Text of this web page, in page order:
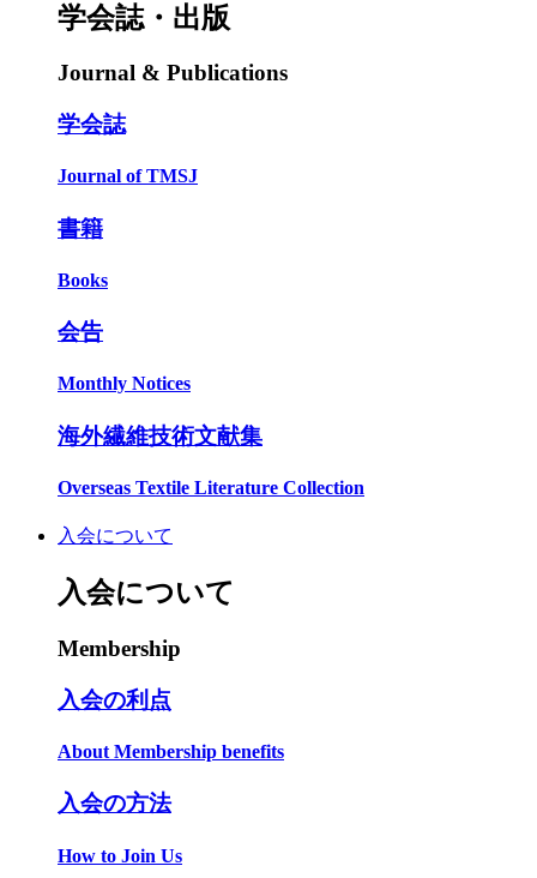
学会誌・出版
Journal & Publications
学会誌
Journal of TMSJ
書籍
Books
会告
Monthly Notices
海外繊維技術文献集
Overseas Textile Literature Collection
入会について
入会について
Membership
入会の利点
About Membership benefits
入会の方法
How to Join Us